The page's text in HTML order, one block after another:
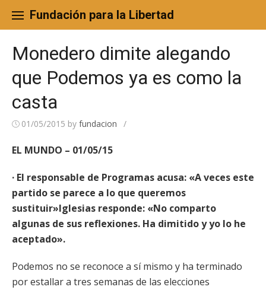
content
Fundación para la Libertad
Monedero dimite alegando
que Podemos ya es como la
casta
01/05/2015 by fundacion /
EL MUNDO – 01/05/15
· El responsable de Programas acusa: «A veces este
partido se parece a lo que queremos
sustituir»Iglesias responde: «No comparto
algunas de sus reflexiones. Ha dimitido y yo lo he
aceptado».
Podemos no se reconoce a sí mismo y ha terminado
por estallar a tres semanas de las elecciones